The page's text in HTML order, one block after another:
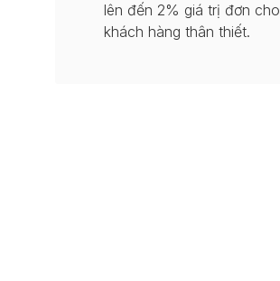
lên đến 2% giá trị đơn cho
khách hàng thân thiết.